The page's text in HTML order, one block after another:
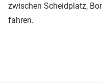
zwischen Scheidplatz,
fahren.